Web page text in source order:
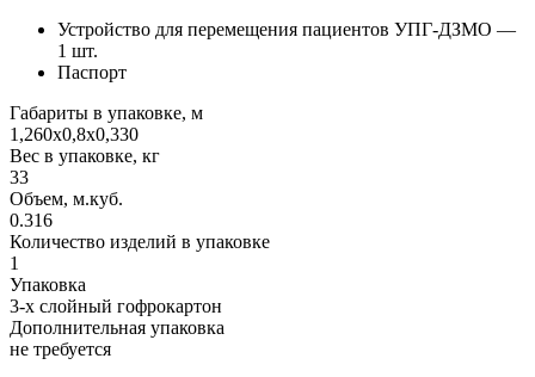
Устройство для перемещения пациентов УПГ-ДЗМО —
1 шт.
Паспорт
Габариты в упаковке, м
1,260х0,8х0,330
Вес в упаковке, кг
33
Объем, м.куб.
0.316
Количество изделий в упаковке
1
Упаковка
3-х слойный гофрокартон
Дополнительная упаковка
не требуется